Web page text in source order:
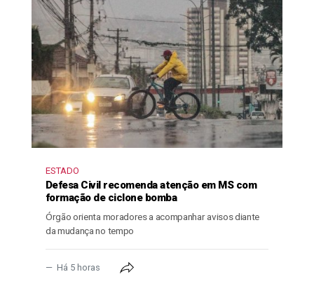
ESTADO
Defesa Civil recomenda atenção em MS com
formação de ciclone bomba
Órgão orienta moradores a acompanhar avisos diante
da mudança no tempo
Há 5 horas